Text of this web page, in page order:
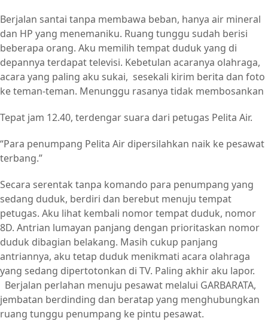
Berjalan santai tanpa membawa beban, hanya air mineral
dan HP yang menemaniku. Ruang tunggu sudah berisi
beberapa orang. Aku memilih tempat duduk yang di
depannya terdapat televisi. Kebetulan acaranya olahraga,
acara yang paling aku sukai, sesekali kirim berita dan foto
ke teman-teman. Menunggu rasanya tidak membosankan
Tepat jam 12.40, terdengar suara dari petugas Pelita Air.
“Para penumpang Pelita Air dipersilahkan naik ke pesawat
terbang.”
Secara serentak tanpa komando para penumpang yang
sedang duduk, berdiri dan berebut menuju tempat
petugas. Aku lihat kembali nomor tempat duduk, nomor
8D. Antrian lumayan panjang dengan prioritaskan nomor
duduk dibagian belakang. Masih cukup panjang
antriannya, aku tetap duduk menikmati acara olahraga
yang sedang dipertotonkan di TV. Paling akhir aku lapor.
Berjalan perlahan menuju pesawat melalui GARBARATA,
jembatan berdinding dan beratap yang menghubungkan
ruang tunggu penumpang ke pintu pesawat.